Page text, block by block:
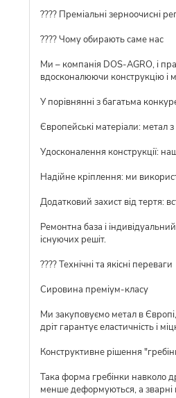
???? Преміальні зерноочисні
???? Чому обирають саме нас
Ми – компанія DOS-AGRO, і
вдосконалюючи конструкцію і
У порівнянні з багатьма
Європейські матеріали: метал
Удосконалення конструкції:
Надійне кріплення: ми
Додатковий захист від тертя:
Ремонтна база і
існуючих решіт.
???? Технічні та якісні переваги
Сировина преміум-класу
Ми закуповуємо метал в Європі,
дріт гарантує еластичність і
Конструктивне рішення
Така форма гребінки навколо
менше деформуються, а